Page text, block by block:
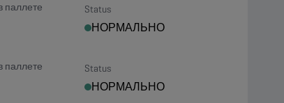
паллете Status
НОРМАЛЬНО
паллете Status
НОРМАЛЬНО